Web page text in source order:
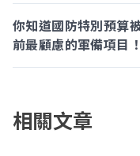
你知道國防特別預算
前最顧慮的軍備項目！
相關文章